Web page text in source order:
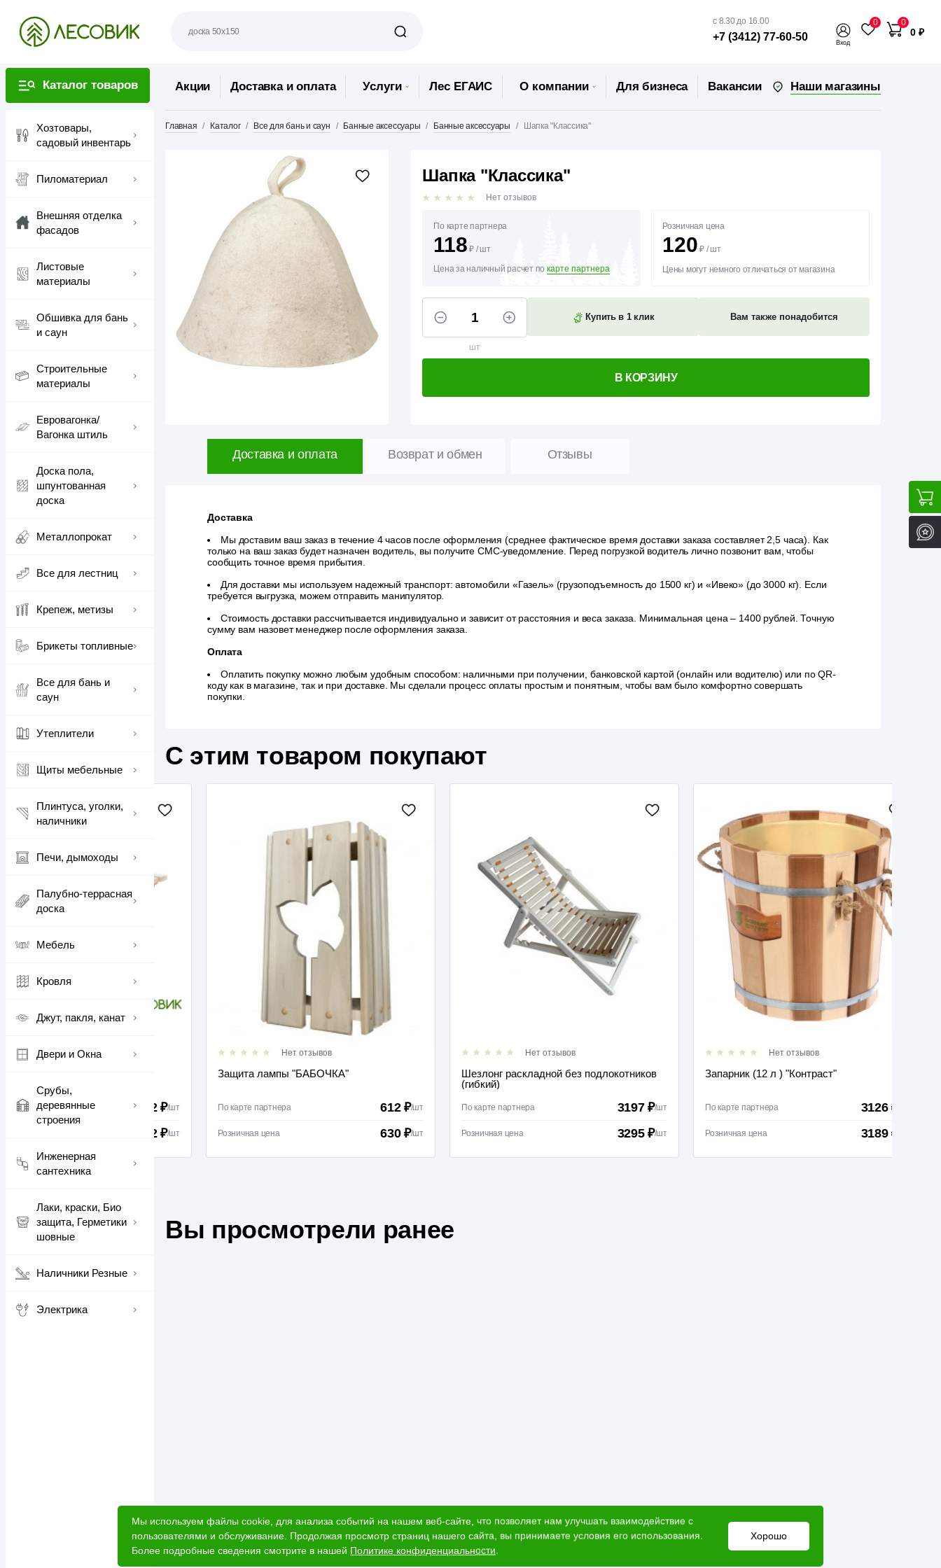
с 8.30 до 16.00
+7 (3412) 77-60-50 Вход
0 0
0 ₽
Каталог товаров
Хозтовары,
садовый инвентарь
Пиломатериал
Внешняя отделка
фасадов
Листовые
материалы
Обшивка для бань
и саун
Строительные
материалы
Евровагонка/
Вагонка штиль
Доска пола,
шпунтованная
доска
Металлопрокат
Все для лестниц
Крепеж, метизы
Брикеты топливные
Все для бань и
саун
Утеплители
Щиты мебельные
Плинтуса, уголки,
наличники
Печи, дымоходы
Палубно-террасная
доска
Мебель
Кровля
Джут, пакля, канат
Двери и Окна
Срубы,
деревянные
строения
Инженерная
сантехника
Лаки, краски, Био
защита, Герметики
шовные
Наличники Резные
Электрика
Акции Доставка и оплата Услуги Лес ЕГАИС О компании Для бизнеса Вакансии Наши магазины
Главная Каталог Все для бань и саун Банные аксессуары Банные аксессуары Шапка "Классика"
Шапка "Классика"
Нет отзывов
По карте партнера
118 ₽ / шт
Цена за наличный расчет по карте партнера
Розничная цена
120 ₽ / шт
Цены могут немного отличаться от магазина
шт
Купить в 1 клик Вам также понадобится
В КОРЗИНУ
Доставка и оплата Возврат и обмен Отзывы
Доставка
Мы доставим ваш заказ в течение 4 часов после оформления (среднее фактическое время доставки заказа составляет 2,5 часа). Как
только на ваш заказ будет назначен водитель, вы получите СМС-уведомление. Перед погрузкой водитель лично позвонит вам, чтобы
сообщить точное время прибытия.
Для доставки мы используем надежный транспорт: автомобили «Газель» (грузоподъемность до 1500 кг) и «Ивеко» (до 3000 кг). Если
требуется выгрузка, можем отправить манипулятор.
Стоимость доставки рассчитывается индивидуально и зависит от расстояния и веса заказа. Минимальная цена – 1400 рублей. Точную
сумму вам назовет менеджер после оформления заказа.
Оплата
Оплатить покупку можно любым удобным способом: наличными при получении, банковской картой (онлайн или водителю) или по QR-
коду как в магазине, так и при доставке. Мы сделали процесс оплаты простым и понятным, чтобы вам было комфортно совершать
покупки.
С этим товаром покупают
отзывов
2472 ₽ шт
Нет отзывов
Защита лампы "БАБОЧКА"
По карте партнера шт
Розничная цена шт
Нет отзывов
Шезлонг раскладной без подлокотников
По карте партнера шт
Розничная цена шт
Нет отзывов
Запарник (12 л ) "Контраст"
По карте партнера шт
Розничная цена шт
Вы просмотрели ранее
Мы используем файлы cookie, для анализа событий на нашем веб-сайте, что позволяет нам улучшать взаимодействие с
пользователями и обслуживание. Продолжая просмотр страниц нашего сайта, вы принимаете условия его использования.
Более подробные сведения смотрите в нашей Политике конфиденциальности.
Хорошо